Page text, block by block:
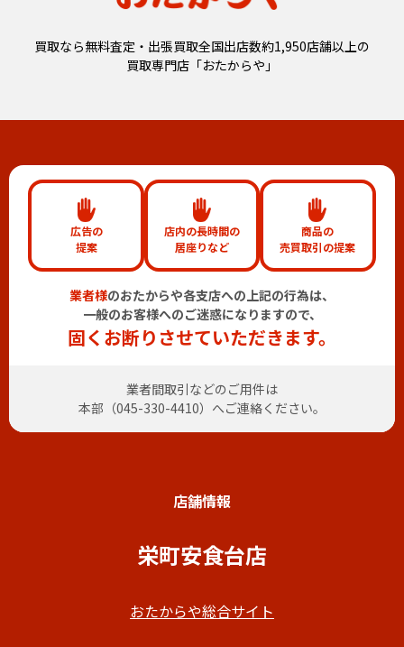
買取なら無料査定・出張買取全国出店数約1,950店舗以上の
買取専門店「おたからや」
広告の
提案
店内の長時間の
居座りなど
商品の
売買取引の提案
業者様のおたからや各支店への上記の行為は、
一般のお客様へのご迷惑になりますので、
固くお断りさせていただきます。
業者間取引などのご用件は
本部（045-330-4410）へご連絡ください。
店舗情報
栄町安食台店
おたからや総合サイト